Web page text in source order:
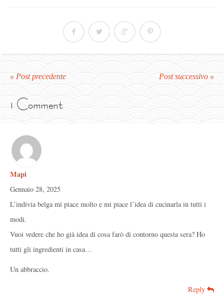
« Post precedente Post successivo »
1 Comment
Mapi
Gennaio 28, 2025
L’indivia belga mi piace molto e mi piace l’idea di cucinarla in tutti i
modi.
Vuoi vedere che ho già idea di cosa farò di contorno questa sera? Ho
tutti gli ingredienti in casa…
Un abbraccio.
Reply